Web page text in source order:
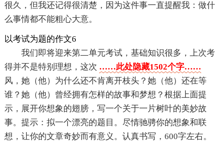
很久，但我还记得很清楚，因为这件事一直提醒我：做什
么事情都不能粗心大意。
以考试为题的作文6
我们即将迎来第二单元考试，基础知识很多，上次考
得并不是特别理想，这次 ……此处隐藏1502个字……
风，她（他）为什么还不肯离开枝头？她（他）还在等
谁？她（他）曾经拥有怎样的故事和梦想？根据上面提
示，展开你想象的翅膀，写一个关于一片树叶的美妙故
事。提示：拟一个漂亮的题目。尽情驰骋你的想象和联
想，让你的文章奇妙而有意义。认真书写，600字左右。